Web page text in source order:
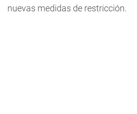
nuevas medidas de restricción.